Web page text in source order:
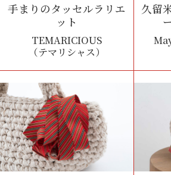
手まりのタッセルラリエ
ット
TEMARICIOUS
（テマリシャス）
久留